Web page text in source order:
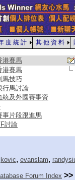
度 統 計 其 他 資 料
港賽馬
港賽馬
馬技巧
行馬討論
統及外國賽事資
事片段跟進馬
討論
, evanslam,
Forum Index >>